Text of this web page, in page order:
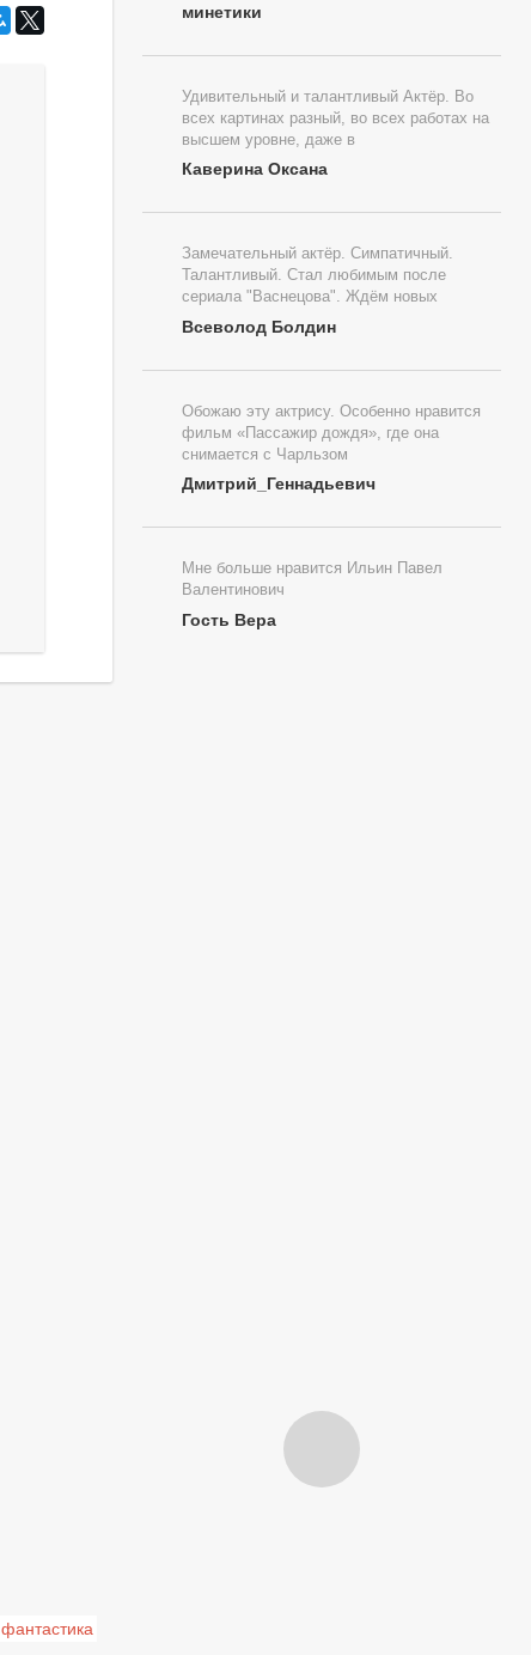
минетики
Удивительный и талантливый Актёр. Во
всех картинах разный, во всех работах на
высшем уровне, даже в
Каверина Оксана
Замечательный актёр. Симпатичный.
Талантливый. Стал любимым после
сериала "Васнецова". Ждём новых
Всеволод Болдин
Обожаю эту актрису. Особенно нравится
фильм «Пассажир дождя», где она
снимается с Чарльзом
Дмитрий_Геннадьевич
Мне больше нравится Ильин Павел
Валентинович
Гость Вера
фантастика